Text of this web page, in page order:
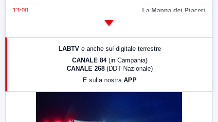
13:00 La Mappa dei Piaceri
LABTV e anche sul digitale terrestre
CANALE 84 (in Campania)
CANALE 268 (DDT Nazionale)
E sulla nostra APP